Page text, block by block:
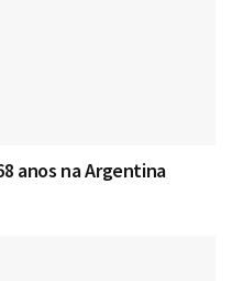
anos na Argentina